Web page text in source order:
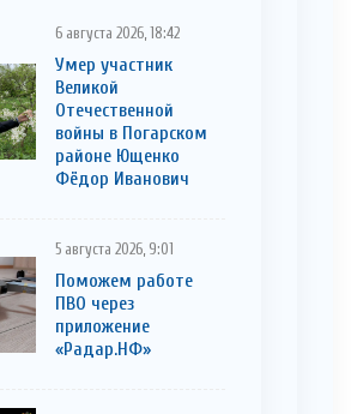
6 августа 2026, 18:42
Умер участник
Великой
Отечественной
войны в Погарском
районе Ющенко
Фёдор Иванович
5 августа 2026, 9:01
Поможем работе
ПВО через
приложение
«Радар.НФ»